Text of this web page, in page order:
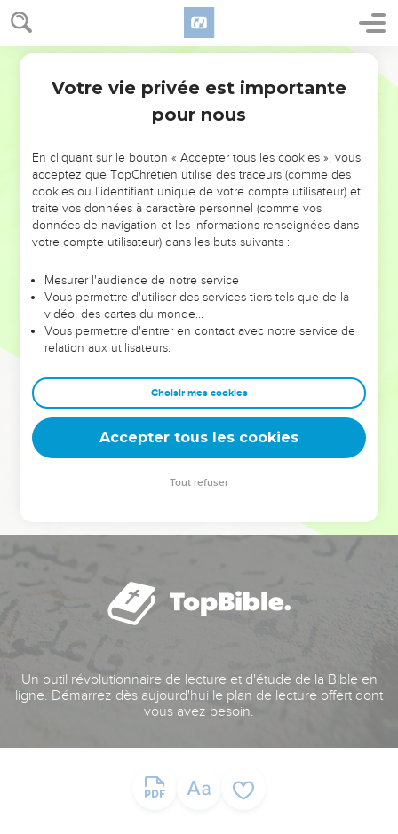
NE MANQUEZ PAS L’ÉVÉNEMENT
DE L’ANNÉE !
ET SI LEURS ERREURS POUVAIENT VOUS ÉVITER LES
VOTRES ?
leur foi ou leur vision. Mais on voit moins les doutes, les erreurs
et les saisons difficiles qu'ils ont traversés, alors même que ce
sont elles qui les ont façonnés.
Dans cette conférence, leaders, entrepreneurs, et responsables
clés pour avancer avec plus de sagesse afin que leurs erreurs
deviennent vos tremplins. Que vous guidiez un ministère, une
équipe, un groupe ou une famille, leur expérience est faite
Un outil révolutionnaire de lecture et d'étude de la Bible en
ligne. Démarrez dès aujourd'hui le plan de lecture offert dont
vous avez besoin.
Votre vie privée est importante
pour nous
En cliquant sur le bouton « Accepter tous les cookies », vous
acceptez que TopChrétien utilise des traceurs (comme des
cookies ou l'identifiant unique de votre compte utilisateur) et
traite vos données à caractère personnel (comme vos
données de navigation et les informations renseignées dans
votre compte utilisateur) dans les buts suivants :
Mesurer l'audience de notre service
Vous permettre d'utiliser des services tiers tels que de la
vidéo, des cartes du monde…
Vous permettre d'entrer en contact avec notre service de
relation aux utilisateurs.
Choisir mes cookies
Accepter tous les cookies
Tout refuser